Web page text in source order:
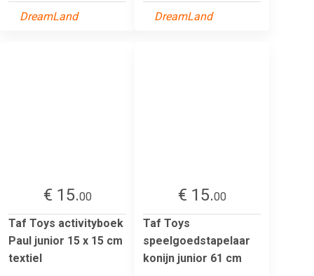
DreamLand
DreamLand
€ 15.00
Taf Toys activityboek
Paul junior 15 x 15 cm
textiel
€ 15.00
Taf Toys
speelgoedstapelaar
konijn junior 61 cm